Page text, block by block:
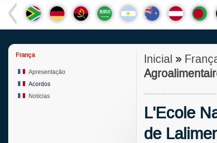
França
Apresentação
Acordos
Notícias
Inicial »
L'Ecole
de